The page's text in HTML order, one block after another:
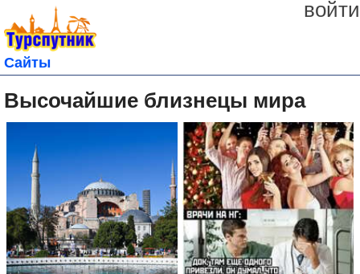
войти
Сайты
Высочайшие близнецы мира